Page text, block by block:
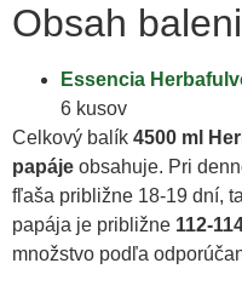
Obsah
Essencia
6 kusov
Celkový balík 4500 ml
papáje obsahuje. Pri
fľaša približne 18-19 dní,
papája je približne 112-
množstvo podľa